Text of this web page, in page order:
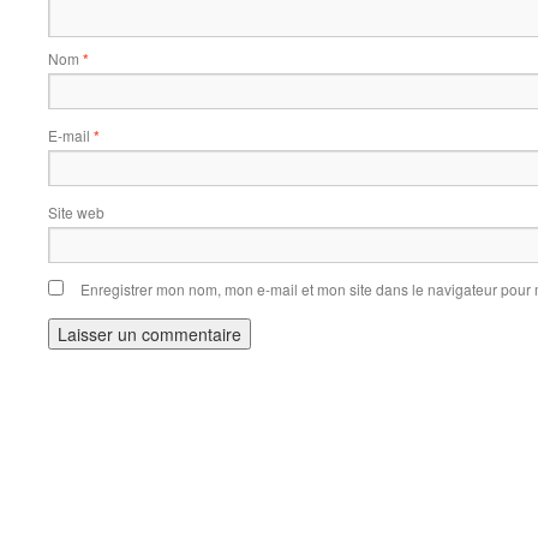
Nom *
E-mail *
Site web
Enregistrer mon nom, mon e-mail et mon site dans le navigateur